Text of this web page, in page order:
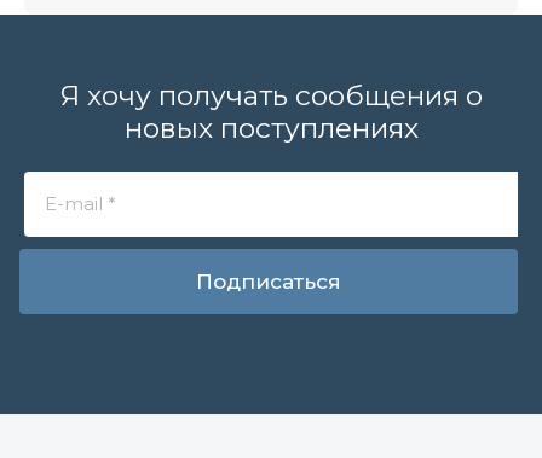
Я хочу получать сообщения о
новых поступлениях
Подписаться